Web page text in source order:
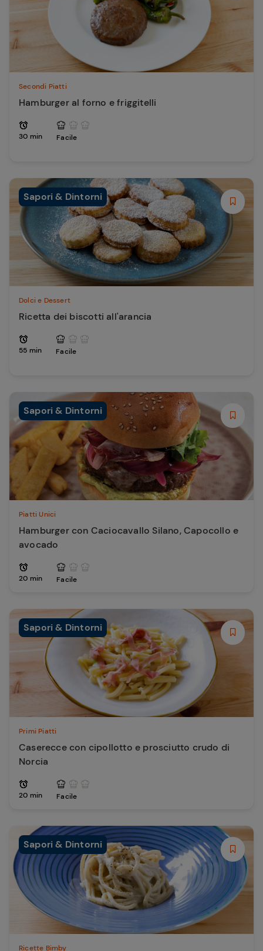
Secondi Piatti
Hamburger al forno e friggitelli
30 min Facile
Sapori & Dintorni
Dolci e Dessert
Ricetta dei biscotti all'arancia
55 min Facile
Sapori & Dintorni
Piatti Unici
Hamburger con Caciocavallo Silano, Capocollo e
avocado
20 min Facile
Sapori & Dintorni
Primi Piatti
Caserecce con cipollotto e prosciutto crudo di
Norcia
20 min Facile
Sapori & Dintorni
Ricette Bimby